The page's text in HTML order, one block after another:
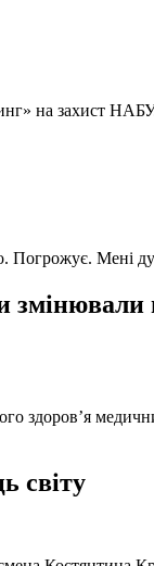
на захист
Погрожує. Мені
здоров’я
світу